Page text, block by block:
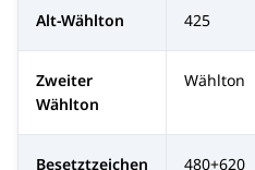
Alt-Wählton 425
Zweiter
Wählton
Wählton
Besetztzeichen 480+620